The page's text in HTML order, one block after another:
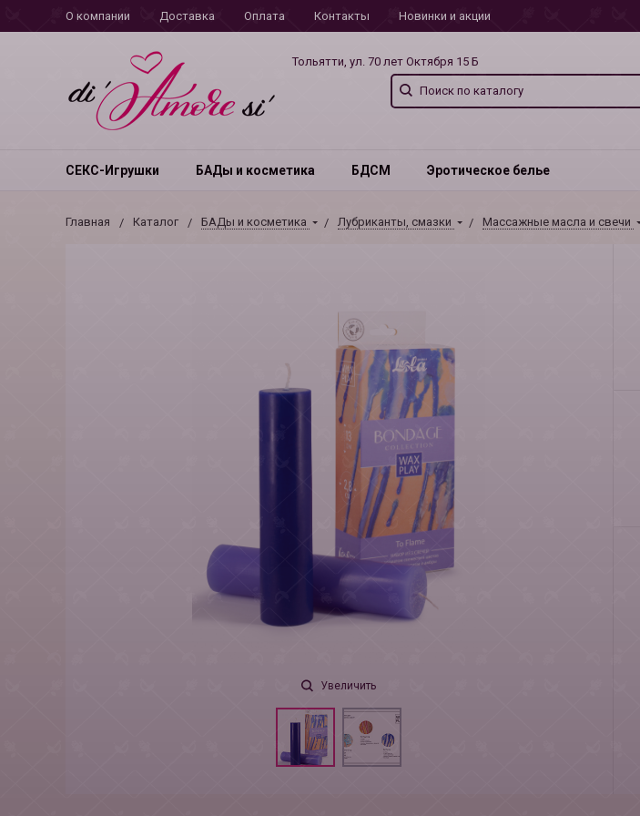
О компании Доставка Оплата Контакты Новинки и акции
Тольятти, ул. 70 лет Октября 15 Б
СЕКС-Игрушки БАДы и косметика БДСМ Эротическое белье
Главная Каталог БАДы и косметика Лубриканты, смазки Массажные масла и свечи
Увеличить